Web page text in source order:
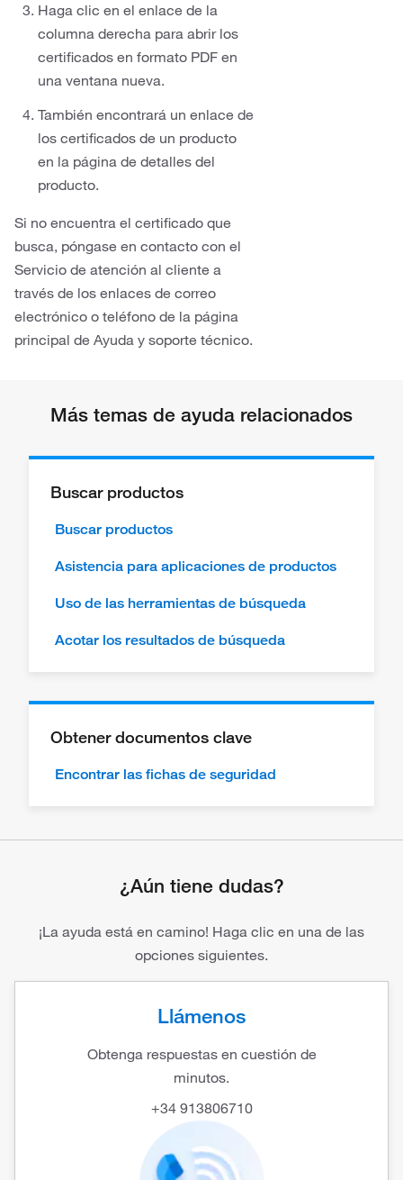
Haga clic en el enlace de la
columna derecha para abrir los
certificados en formato PDF en
una ventana nueva.
También encontrará un enlace de
los certificados de un producto
en la página de detalles del
producto.
Si no encuentra el certificado que
busca, póngase en contacto con el
Servicio de atención al cliente a
través de los enlaces de correo
electrónico o teléfono de la página
principal de Ayuda y soporte técnico.
Más temas de ayuda relacionados
Buscar productos
Buscar productos
Asistencia para aplicaciones de productos
Uso de las herramientas de búsqueda
Acotar los resultados de búsqueda
Obtener documentos clave
Encontrar las fichas de seguridad
¿Aún tiene dudas?
¡La ayuda está en camino! Haga clic en una de las
opciones siguientes.
Llámenos
Obtenga respuestas en cuestión de
minutos.
+34 913806710